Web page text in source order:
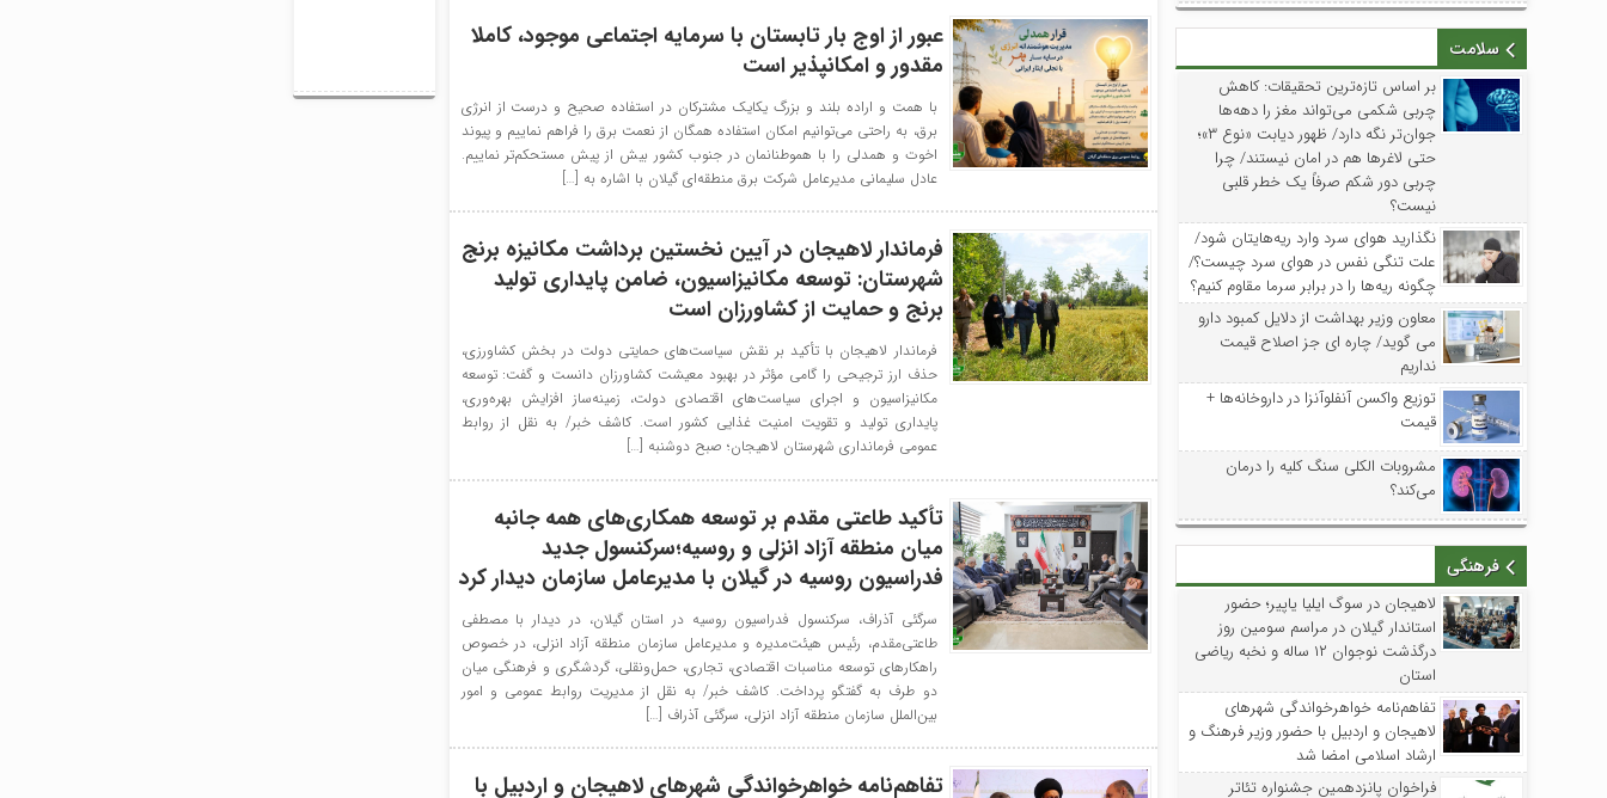
سلامت
بر اساس تازه‌ترین تحقیقات: کاهش
چربی شکمی می‌تواند مغز را دهه‌ها
جوان‌تر نگه دارد/ ظهور دیابت «نوع ۳»؛
حتی لاغرها هم در امان نیستند/ چرا
چربی دور شکم صرفاً یک خطر قلبی
نیست؟
نگذارید هوای سرد وارد ریه‌هایتان شود/
علت تنگی نفس در هوای سرد چیست؟/
چگونه ریه‌ها را در برابر سرما مقاوم کنیم؟
معاون وزیر بهداشت از دلایل کمبود دارو
می گوید/ چاره ای جز اصلاح قیمت
نداریم
توزیع واکسن‌ آنفلوآنزا در داروخانه‌ها +
قیمت
مشروبات الکلی سنگ کلیه را درمان
می‌کند؟
فرهنگی
لاهیجان در سوگ ایلیا یاپیر؛ حضور
استاندار گیلان در مراسم سومین روز
درگذشت نوجوان ۱۲ ساله و نخبه ریاضی
استان
تفاهم‌نامه خواهرخواندگی شهرهای
لاهیجان و اردبیل با حضور وزیر فرهنگ و
ارشاد اسلامی امضا شد
فراخوان پانزدهمین جشنواره تئاتر
عبور از اوج بار تابستان با سرمایه اجتماعی موجود، کاملا
مقدور و امکانپذیر است
با همت و اراده بلند و بزرگ یکایک مشترکان در استفاده صحیح و درست از انرژی
برق، به راحتی می‌توانیم امکان استفاده همگان از نعمت‌ برق را فراهم نماییم و پیوند
اخوت و همدلی را با هموطنانمان در جنوب کشور بیش از پیش مستحکم‌تر نماییم.
عادل سلیمانی مدیرعامل شرکت برق منطقه‌ای گیلان با اشاره به […]
فرماندار لاهیجان در آیین نخستین برداشت مکانیزه برنج
شهرستان: توسعه مکانیزاسیون، ضامن پایداری تولید
برنج و حمایت از کشاورزان است
فرماندار لاهیجان با تأکید بر نقش سیاست‌های حمایتی دولت در بخش کشاورزی،
حذف ارز ترجیحی را گامی مؤثر در بهبود معیشت کشاورزان دانست و گفت: توسعه
مکانیزاسیون و اجرای سیاست‌های اقتصادی دولت، زمینه‌ساز افزایش بهره‌وری،
پایداری تولید و تقویت امنیت غذایی کشور است. کاشف خبر/ به نقل از روابط
عمومی فرمانداری شهرستان لاهیجان؛ صبح دوشنبه […]
تأکید طاعتی مقدم بر توسعه همکاری‌های همه جانبه
میان منطقه آزاد انزلی و روسیه؛سرکنسول جدید
فدراسیون روسیه در گیلان با مدیرعامل سازمان دیدار کرد
سرگئی آذراف، سرکنسول فدراسیون روسیه در استان گیلان، در دیدار با مصطفی
طاعتی‌مقدم، رئیس هیئت‌مدیره و مدیرعامل سازمان منطقه آزاد انزلی، در خصوص
راهکارهای توسعه مناسبات اقتصادی، تجاری، حمل‌ونقلی، گردشگری و فرهنگی میان
دو طرف به گفتگو پرداخت. کاشف خبر/ به نقل از مدیریت روابط عمومی و امور
بین‌الملل سازمان منطقه آزاد انزلی، سرگئی آذراف […]
تفاهم‌نامه خواهرخواندگی شهرهای لاهیجان و اردبیل با